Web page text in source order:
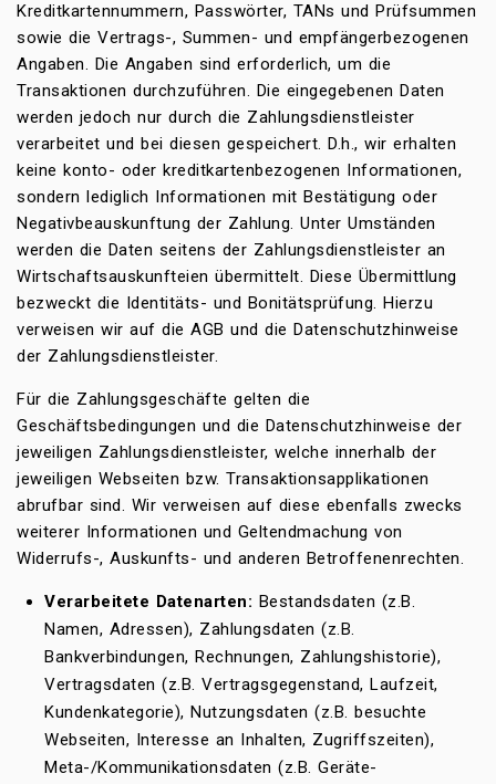
Kreditkartennummern, Passwörter, TANs und Prüfsummen
sowie die Vertrags-, Summen- und empfängerbezogenen
Angaben. Die Angaben sind erforderlich, um die
Transaktionen durchzuführen. Die eingegebenen Daten
werden jedoch nur durch die Zahlungsdienstleister
verarbeitet und bei diesen gespeichert. D.h., wir erhalten
keine konto- oder kreditkartenbezogenen Informationen,
sondern lediglich Informationen mit Bestätigung oder
Negativbeauskunftung der Zahlung. Unter Umständen
werden die Daten seitens der Zahlungsdienstleister an
Wirtschaftsauskunfteien übermittelt. Diese Übermittlung
bezweckt die Identitäts- und Bonitätsprüfung. Hierzu
verweisen wir auf die AGB und die Datenschutzhinweise
der Zahlungsdienstleister.
Für die Zahlungsgeschäfte gelten die
Geschäftsbedingungen und die Datenschutzhinweise der
jeweiligen Zahlungsdienstleister, welche innerhalb der
jeweiligen Webseiten bzw. Transaktionsapplikationen
abrufbar sind. Wir verweisen auf diese ebenfalls zwecks
weiterer Informationen und Geltendmachung von
Widerrufs-, Auskunfts- und anderen Betroffenenrechten.
Verarbeitete Datenarten: Bestandsdaten (z.B.
Namen, Adressen), Zahlungsdaten (z.B.
Bankverbindungen, Rechnungen, Zahlungshistorie),
Vertragsdaten (z.B. Vertragsgegenstand, Laufzeit,
Kundenkategorie), Nutzungsdaten (z.B. besuchte
Webseiten, Interesse an Inhalten, Zugriffszeiten),
Meta-/Kommunikationsdaten (z.B. Geräte-